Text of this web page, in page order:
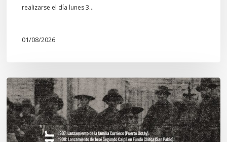
realizarse el día lunes 3…
01/08/2026
Chawrakawin:
Palimpsesto
explora
a